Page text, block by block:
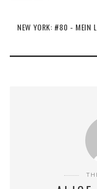
NEW YORK: #80 - MEIN